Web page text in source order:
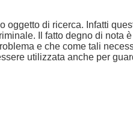
di ricerca. Infatti
Il fatto degno di
e che come tali
utilizzata anche per